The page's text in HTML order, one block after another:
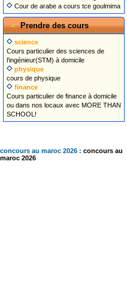
Cour de arabe a cours tce goulmima
Prendre des cours
science
Cours particulier des sciences de
l'ingénieur(STM) à domicile
physique
cours de physique
finance
Cours particulier de finance à domicile
ou dans nos locaux avec MORE THAN
SCHOOL!
concours au maroc 2026 : concours au
maroc 2026